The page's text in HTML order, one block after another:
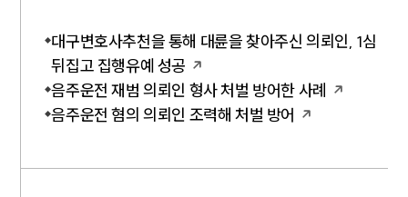
대구변호사추천을 통해 대륜을 찾아주신 의뢰인, 1심
뒤집고 집행유예 성공
음주운전 재범 의뢰인 형사 처벌 방어한 사례
음주운전 혐의 의뢰인 조력해 처벌 방어